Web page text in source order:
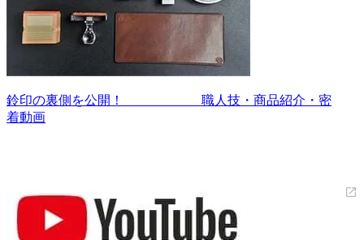
鈴印の裏側を公開！ 職人技・商品紹介・密
着動画